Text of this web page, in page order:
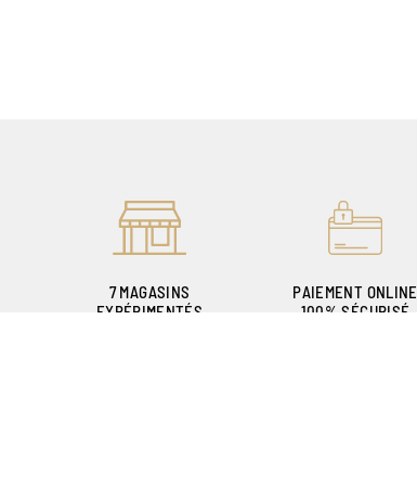
7 MAGASINS
EXPÉRIMENTÉS
PAIEMENT ONLINE
100% SÉCURISÉ